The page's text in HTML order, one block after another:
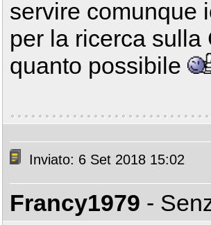
servire comunque
per la ricerca
quanto possibile
Inviato: 6 Set 2018 15:02
Francy1979 -